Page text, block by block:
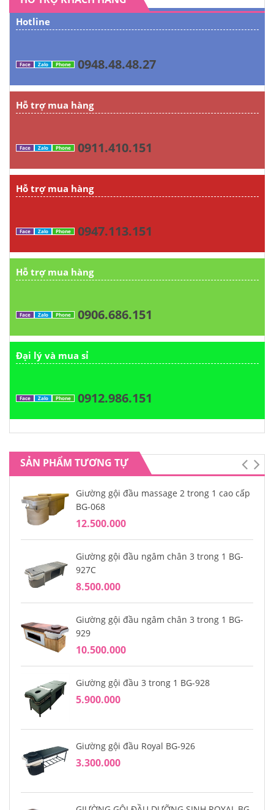
Hotline
Face Zalo Phone 0948.48.48.27
Hỗ trợ mua hàng
Face Zalo Phone 0911.410.151
Hỗ trợ mua hàng
Face Zalo Phone 0947.113.151
Hỗ trợ mua hàng
Face Zalo Phone 0906.686.151
Đại lý và mua sỉ
Face Zalo Phone 0912.986.151
SẢN PHẨM TƯƠNG TỰ
Giường gội đầu massage 2 trong 1 cao cấp
BG-068
12.500.000
Giường gội đầu ngâm chân 3 trong 1 BG-
927C
8.500.000
Giường gội đầu ngâm chân 3 trong 1 BG-
929
10.500.000
Giường gội đầu 3 trong 1 BG-928
5.900.000
Giường gội đầu Royal BG-926
3.300.000